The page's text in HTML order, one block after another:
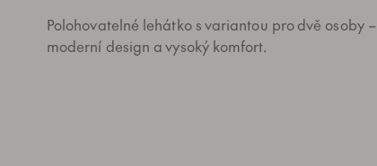
Polohovatelné lehátko s variantou pro dvě osoby –
moderní design a vysoký komfort.